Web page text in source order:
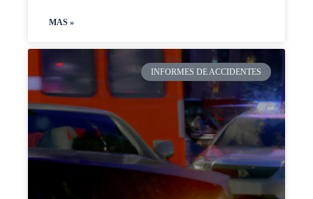
MAS »
INFORMES DE ACCIDENTES